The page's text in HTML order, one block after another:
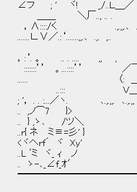
∠フ ; ' ヾ!
＿＿ ＼厂..,
，∧::::/く .,.,,.､
.......∟∨／.:‘.......,,.､
， ＼ ヽ
，:‘. 。 .. . .... ,,
:::::::’’ 。
...... 〈: ＿＿/
..::: Ｖ＿＿＿
; '， . . :...／ヽ. ､
.. ,ノ⌒7 }> ／
.. } ,ゝ､ /ツ＼ /
..r{ ネ ミ≡=彡' } ｰ
<ヾへrf´ ヾ
..L ﾞミ ヾ_ ｨ
.. ゝ-､